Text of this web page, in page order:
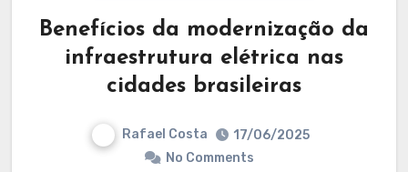
Benefícios da modernização da
infraestrutura elétrica nas
cidades brasileiras
Rafael Costa
17/06/2025
No Comments